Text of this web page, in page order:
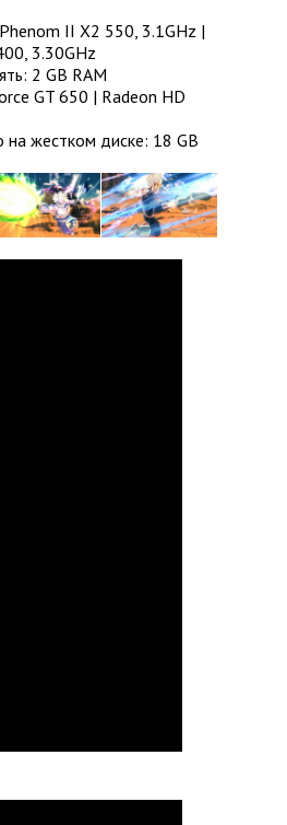
II X2 550, 3.1GHz |
3.30GHz
2 GB RAM
GT 650 | Radeon HD
жестком диске: 18 GB